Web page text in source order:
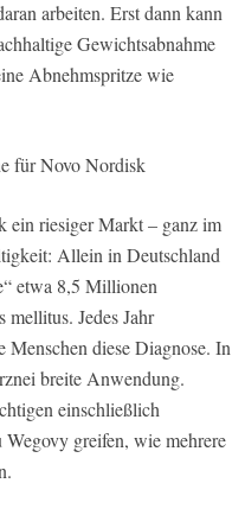
arbeiten. Erst dann kann
Gewichtsabnahme
Abnehmspritze wie
für Novo Nordisk
ein riesiger Markt – ganz im
Allein in Deutschland
etwa 8,5 Millionen
mellitus. Jedes Jahr
Menschen diese Diagnose. In
breite Anwendung.
einschließlich
greifen, wie mehrere